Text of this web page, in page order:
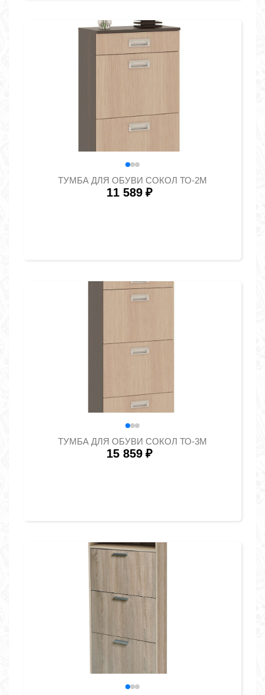
ТУМБА ДЛЯ ОБУВИ СОКОЛ ТО-2М
11 589 ₽
ТУМБА ДЛЯ ОБУВИ СОКОЛ ТО-3М
15 859 ₽